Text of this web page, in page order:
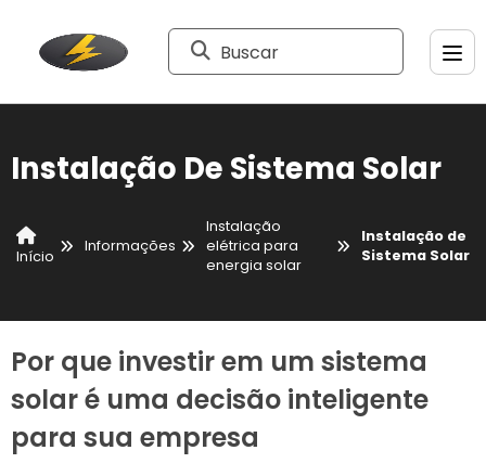
Buscar
Instalação De Sistema Solar
Início
Informações
Instalação
elétrica para
energia solar
Instalação de
Sistema Solar
Por que investir em um sistema
solar é uma decisão inteligente
para sua empresa